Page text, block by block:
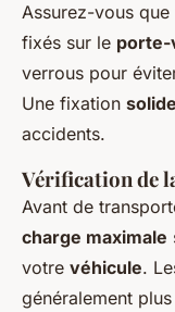
Assurez-vous que
fixés sur le porte-
verrous pour
Une fixation solide
accidents.
Vérification de
Avant de
charge maximale
votre véhicule.
généralement